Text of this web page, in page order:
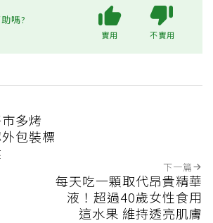
嗎?
實用 不實用
多烤
包裝標
下一篇
每天吃一顆取代昂貴精華
液！超過40歲女性食用
這水果 維持透亮肌膚